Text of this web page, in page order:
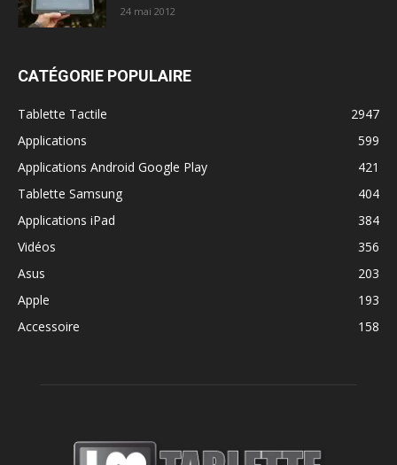
24 mai 2012
CATÉGORIE POPULAIRE
Tablette Tactile
2947
Applications
599
Applications Android Google Play
421
Tablette Samsung
404
Applications iPad
384
Vidéos
356
Asus
203
Apple
193
Accessoire
158